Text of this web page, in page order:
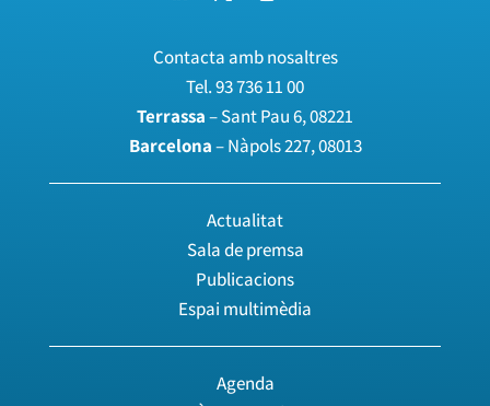
Contacta amb nosaltres
Tel.93 736 11 00
Terrassa– Sant Pau 6, 08221
Barcelona– Nàpols 227, 08013
Actualitat
Sala de premsa
Publicacions
Espai multimèdia
Agenda